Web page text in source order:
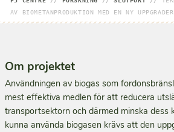
AV BIOMETANPRODUKTION MED EN NY
Om projektet
Användningen av biogas som
mest effektiva medlen för att reducera
transportsektorn och därmed minska dess
kunna använda biogasen krävs att den